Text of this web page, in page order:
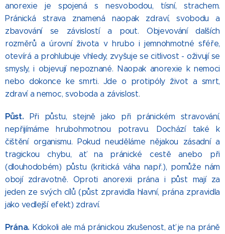
anorexie je spojená s nesvobodou, tísní, strachem.
Pránická strava znamená naopak zdraví, svobodu a
zbavování se závislostí a pout. Objevování dalších
rozměrů a úrovní života v hrubo i jemnohmotné sféře,
otevírá a prohlubuje vhledy, zvyšuje se citlivost - oživují se
smysly, i objevují nepoznané. Naopak anorexie k nemoci
nebo dokonce ke smrti. Jde o protipóly život a smrt,
zdraví a nemoc, svoboda a závislost.
Půst. Při půstu, stejně jako při pránickém stravování,
nepřijímáme hrubohmotnou potravu. Dochází také k
čištění organismu. Pokud neuděláme nějakou zásadní a
tragickou chybu, ať na pránické cestě anebo při
(dlouhodobém) půstu (kritická váha např.), pomůže nám
obojí zdravotně. Oproti anorexii prána i půst mají za
jeden ze svých cílů (půst zpravidla hlavní, prána zpravidla
jako vedlejší efekt) zdraví.
Prána. Kdokoli ale má pránickou zkušenost, ať je na práně